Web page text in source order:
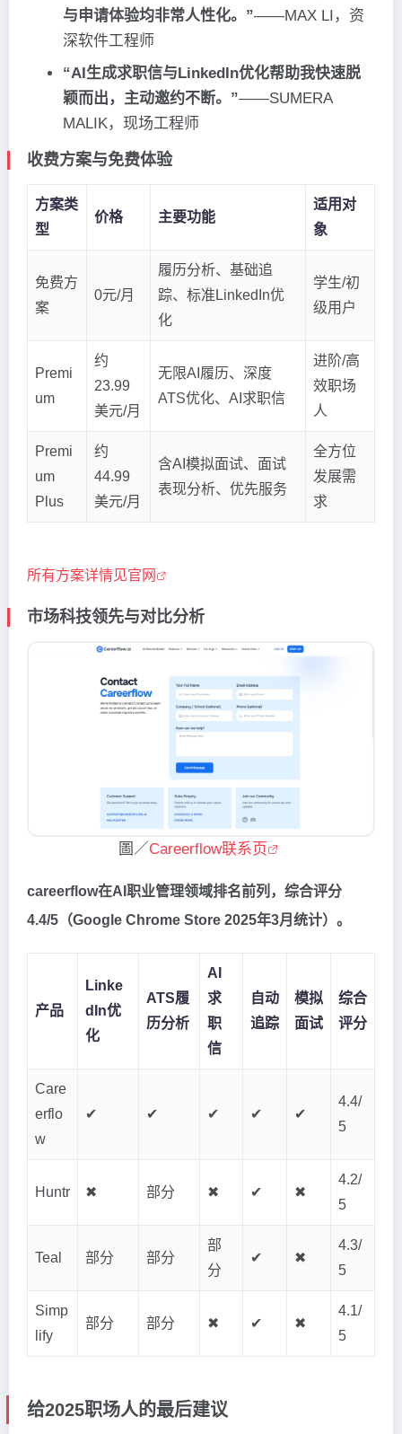
与申请体验均非常人性化。”——MAX LI，资
深软件工程师
“AI生成求职信与LinkedIn优化帮助我快速脱
颖而出，主动邀约不断。”——SUMERA
MALIK，现场工程师
收费方案与免费体验
方案类
型
价格 主要功能
适用对
象
免费方
案
0元/月
履历分析、基础追
踪、标准LinkedIn优
化
学生/初
级用户
Premi
um
约
23.99
美元/月
无限AI履历、深度
ATS优化、AI求职信
进阶/高
效职场
人
Premi
um
Plus
约
44.99
美元/月
含AI模拟面试、面试
表现分析、优先服务
全方位
发展需
求
所有方案详情见官网
市场科技领先与对比分析
圖／Careerflow联系页
careerflow在AI职业管理领域排名前列，综合评分
4.4/5（Google Chrome Store 2025年3月统计）。
产品
Linke
dIn优
化
ATS履
历分析
AI
求
职
信
自动
追踪
模拟
面试
综合
评分
Care
erflo
w
✔ ✔ ✔ ✔ ✔
4.4/
5
Huntr ✖ 部分 ✖ ✔ ✖
4.2/
5
Teal 部分 部分
部
分
✔ ✖
4.3/
5
Simp
lify
部分 部分 ✖ ✔ ✖
4.1/
5
给2025职场人的最后建议